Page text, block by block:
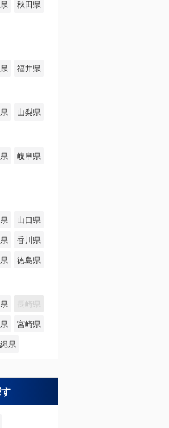
秋田県
福井県
山梨県
岐阜県
山口県
香川県
徳島県
長崎県
宮崎県
県